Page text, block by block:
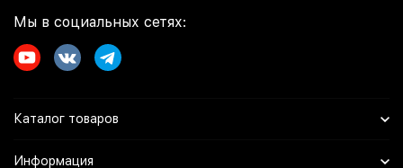
Мы в социальных сетях:
Каталог товаров
Информация